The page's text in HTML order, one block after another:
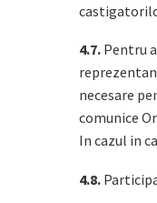
4.7. Pentru
necesare
comunice
In cazul in
4.8.